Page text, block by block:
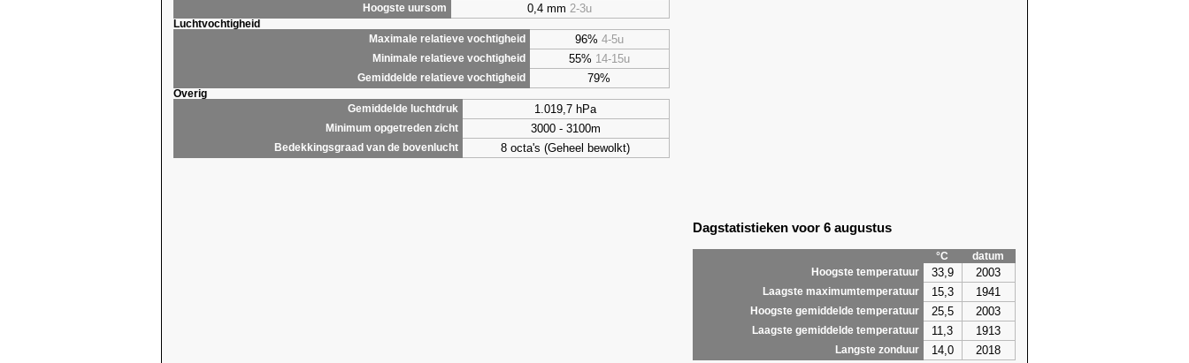
Hoogste uursom 0,4 mm 2-3u
Luchtvochtigheid
Maximale relatieve vochtigheid
96% 4-5u
Minimale relatieve vochtigheid 55% 14-15u
Gemiddelde relatieve vochtigheid 79%
Overig
Gemiddelde luchtdruk
1.019,7 hPa
Minimum opgetreden zicht 3000 - 3100m
Bedekkingsgraad van de bovenlucht 8 octa's (Geheel bewolkt)
Dagstatistieken voor 6 augustus
°C
datum
Hoogste temperatuur
33,9 2003
Laagste maximumtemperatuur 15,3 1941
Hoogste gemiddelde temperatuur 25,5 2003
Laagste gemiddelde temperatuur 11,3 1913
Langste zonduur 14,0
2018